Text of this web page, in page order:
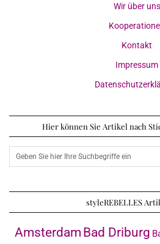
Wir über uns
Kontakt
Impressum
Hier können Sie Artikel nach
styleREBELLES
Amsterdam Bad Driburg